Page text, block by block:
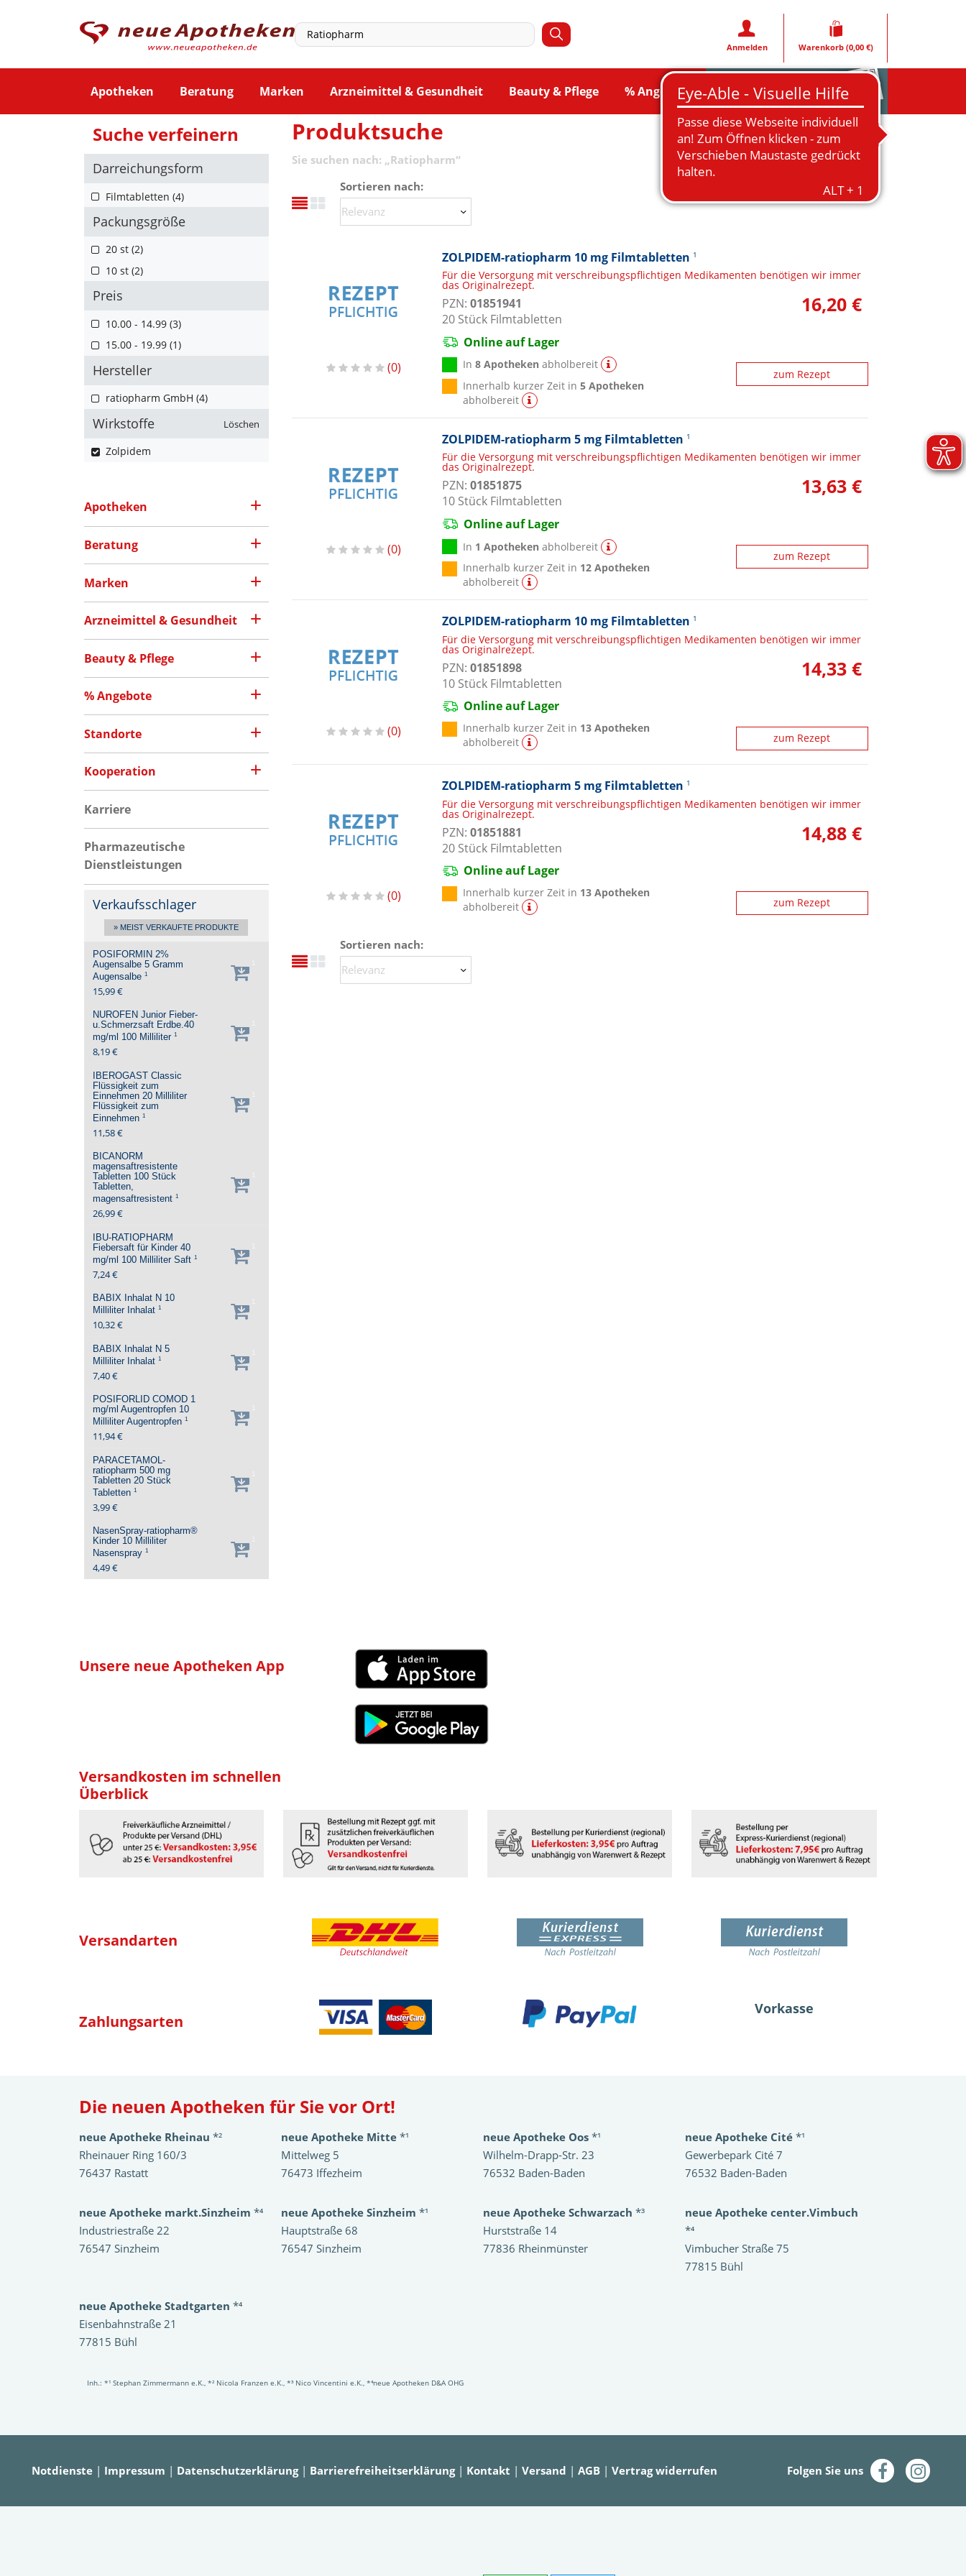
Anmelden Warenkorb (0,00 €)
Apotheken Beratung Marken Arzneimittel & Gesundheit Beauty & Pflege % Angebote Rezeptfoto
Produktsuche
Sie suchen nach: „Ratiopharm“
Sortieren nach:
ZOLPIDEM-ratiopharm 10 mg Filmtabletten 1
Für die Versorgung mit verschreibungspflichtigen Medikamenten benötigen wir immer
das Originalrezept.
0
PZN: 01851941
20Stück Filmtabletten
16,20 €
Online auf Lager
In8 Apotheken abholbereit
Innerhalb kurzer Zeit in5 Apotheken
abholbereit
zum Rezept
ZOLPIDEM-ratiopharm 5 mg Filmtabletten 1
Für die Versorgung mit verschreibungspflichtigen Medikamenten benötigen wir immer
das Originalrezept.
0
PZN: 01851875
10Stück Filmtabletten
13,63 €
Online auf Lager
In 1 Apotheken abholbereit
Innerhalb kurzer Zeit in 12 Apotheken
abholbereit
zum Rezept
ZOLPIDEM-ratiopharm 10 mg Filmtabletten 1
Für die Versorgung mit verschreibungspflichtigen Medikamenten benötigen wir immer
das Originalrezept.
0
PZN: 01851898
10Stück Filmtabletten
14,33 €
Online auf Lager
Innerhalb kurzer Zeit in 13 Apotheken
abholbereit
zum Rezept
ZOLPIDEM-ratiopharm 5 mg Filmtabletten 1
Für die Versorgung mit verschreibungspflichtigen Medikamenten benötigen wir immer
das Originalrezept.
0
PZN: 01851881
20Stück Filmtabletten
14,88 €
Online auf Lager
Innerhalb kurzer Zeit in 13 Apotheken
abholbereit
zum Rezept
Sortieren nach:
Suche verfeinern
Darreichungsform
Filmtabletten (4)
Packungsgröße
20 st (2)
10 st (2)
Preis
10.00 - 14.99 (3)
15.00 - 19.99 (1)
Hersteller
ratiopharm GmbH (4)
Wirkstoffe Löschen
Zolpidem
Apotheken
Beratung
Marken
Arzneimittel & Gesundheit
Beauty & Pflege
% Angebote
Standorte
Kooperation
Karriere
Pharmazeutische
Dienstleistungen
Verkaufsschlager
» MEIST VERKAUFTE PRODUKTE
POSIFORMIN 2%
Augensalbe5 Gramm
Augensalbe 1
15,99 €
NUROFEN Junior Fieber-
u.Schmerzsaft Erdbe.40
mg/ml 100 Milliliter1
8,19 €
IBEROGAST Classic
Flüssigkeit zum
Einnehmen 20 Milliliter
Flüssigkeit zum
Einnehmen 1
11,58 €
BICANORM
magensaftresistente
Tabletten 100 Stück
Tabletten,
magensaftresistent 1
26,99 €
IBU-RATIOPHARM
Fiebersaft für Kinder 40
mg/ml 100 MilliliterSaft 1
7,24 €
BABIX Inhalat N 10
Milliliter Inhalat 1
10,32 €
BABIX Inhalat N5
Milliliter Inhalat 1
7,40 €
POSIFORLID COMOD 1
mg/ml Augentropfen 10
MilliliterAugentropfen 1
11,94 €
PARACETAMOL-
ratiopharm 500 mg
Tabletten 20 Stück
Tabletten 1
3,99 €
NasenSpray-ratiopharm®
Kinder 10 Milliliter
Nasenspray 1
4,49 €
Unsere neue Apotheken App
Versandkosten im schnellen
Überblick
Versandarten
Zahlungsarten
Vorkasse
Die neuen Apotheken für Sie vor Ort!
neue Apotheke Rheinau *²
Rheinauer Ring 160/3
76437 Rastatt
neue Apotheke Mitte*¹
Mittelweg 5
76473 Iffezheim
neue Apotheke Oos*¹
Wilhelm-Drapp-Str. 23
76532 Baden-Baden
neue Apotheke Cité *¹
Gewerbepark Cité 7
76532 Baden-Baden
neue Apotheke markt.Sinzheim *⁴
Industriestraße 22
76547 Sinzheim
neue Apotheke Sinzheim *¹
Hauptstraße 68
76547 Sinzheim
neue Apotheke Schwarzach *³
Hurststraße 14
77836 Rheinmünster
neue Apotheke center.Vimbuch
*⁴
Vimbucher Straße 75
77815 Bühl
neue Apotheke Stadtgarten *⁴
Eisenbahnstraße 21
77815 Bühl
Inh.: *¹ Stephan Zimmermann e.K., *² Nicola Franzen e.K., *³ Nico Vincentini e.K., *⁴neue Apotheken D&A OHG
Notdienste | Impressum | Datenschutzerklärung| Barrierefreiheitserklärung| Kontakt | Versand | AGB | Vertrag widerrufen Folgen Sie uns